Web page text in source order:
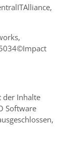
der Inhalte
Software